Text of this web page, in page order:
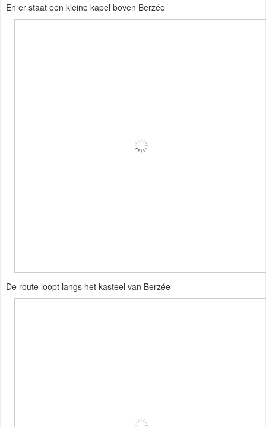
En er staat een kleine kapel boven Berzée
De route loopt langs het kasteel van Berzée